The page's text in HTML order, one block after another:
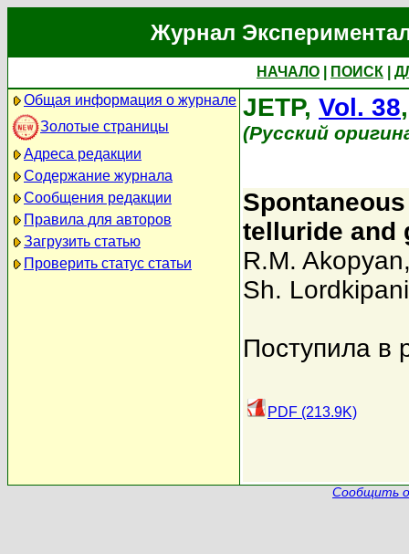
Журнал
НАЧАЛО ПОИСК
Общая информация о журнале
Золотые страницы
Адреса редакции
Содержание журнала
Сообщения редакции
Правила для авторов
Загрузить статью
Проверить статус статьи
JETP, Vol. 38
(Русский
telluride and
R.M. Akopyan
Sh.
Поступила в
PDF (213.9K)
Сообщить о